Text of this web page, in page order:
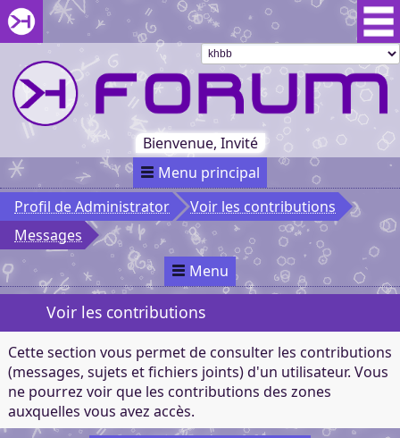
Aller au menu du forum
Aller au contenu du forum
Aller à la recherche dans le forum
Passer le
menu
Khaganat
au début
du menu
Khaganat
Bienvenue, Invité
Menu principal
Profil de Administrator
Voir les contributions
Messages
Menu
Voir les contributions
Cette section vous permet de consulter les contributions
(messages, sujets et fichiers joints) d'un utilisateur. Vous
ne pourrez voir que les contributions des zones
auxquelles vous avez accès.